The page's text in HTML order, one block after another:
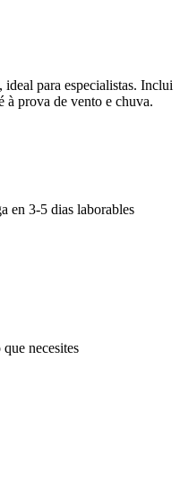
para especialistas. Inclui
à prova de vento e chuva.
en 3-5 dias laborables
necesites